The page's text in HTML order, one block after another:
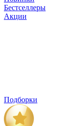
Бестселлеры
Акции
Подборки